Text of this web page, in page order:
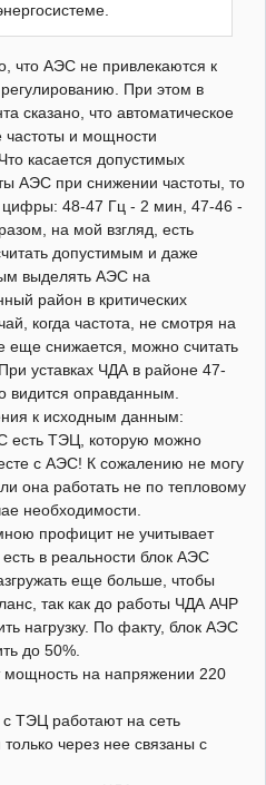
что АЭС не привлекаются к
регулированию. При этом в
сказано, что автоматическое
частоты и мощности
касается допустимых
АЭС при снижении частоты, то
цифры: 48-47 Гц - 2 мин, 47-46 -
на мой взгляд, есть
допустимым и даже
выделять АЭС на
район в критических
когда частота, не смотря на
еще снижается, можно считать
уставках ЧДА в районе 47-
видится оправданным.
к исходным данным:
есть ТЭЦ, которую можно
с АЭС! К сожалению не могу
она работать не по тепловому
необходимости.
профицит не учитывает
в реальности блок АЭС
еще больше, чтобы
так как до работы ЧДА АЧР
нагрузку. По факту, блок АЭС
до 50%.
на напряжении 220
ТЭЦ работают на сеть
через нее связаны с